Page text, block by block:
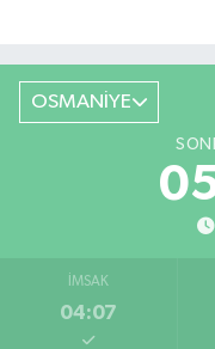
OSMANİYE
İMSAK
04:07